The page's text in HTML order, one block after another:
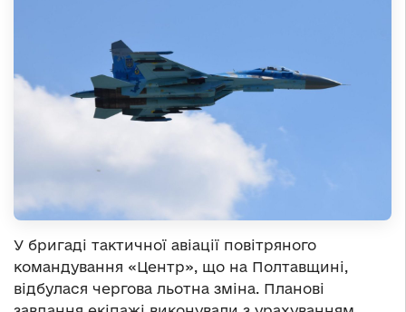
У бригаді тактичної авіації повітряного
командування «Центр», що на Полтавщині,
відбулася чергова льотна зміна. Планові